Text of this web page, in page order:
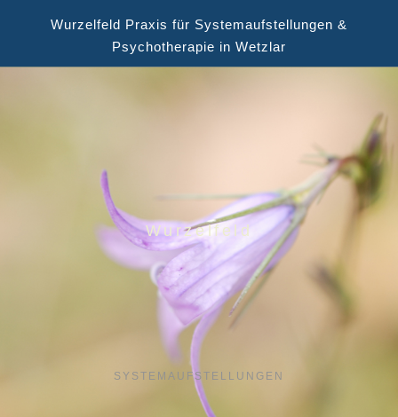
Wurzelfeld Praxis für Systemaufstellungen &
Psychotherapie in Wetzlar
Wurzelfeld
SYSTEMAUFSTELLUNGEN